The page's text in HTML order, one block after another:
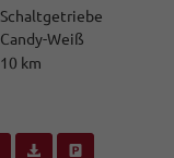
Schaltgetriebe
Candy-Weiß
10 km
Wir rufen Sie anFahrzeugexposé (PDF)